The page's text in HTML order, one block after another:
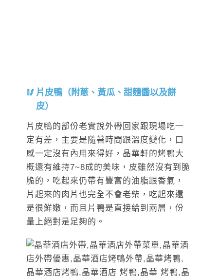
片皮鴨（附蔥、黃瓜、甜麵醬以及餅
皮）
片皮鴨的部份老實說外帶回家跟現場吃一
定有差，主要是隨著時間跟溫度變化，口
感一定沒有內用來得好，晶華軒的烤鴨大
概還有維持7~8成的美味，皮雖然沒有到脆
脆的，吃起來仍帶有豐富的油脂跟香氣，
片起來的肉片也完全不會老柴，吃起來還
是很鮮嫩，而且片鴨是直接給到兩層，份
量上絕對是足夠的。